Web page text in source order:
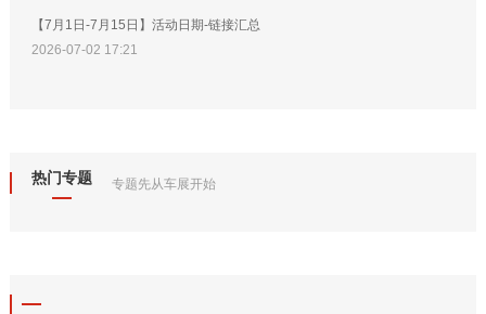
【7月1日-7月15日】活动日期-链接汇总
2026-07-02 17:21
热门专题 专题先从车展开始